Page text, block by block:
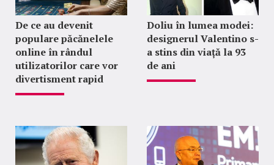
De ce au devenit
populare păcănelele
online în rândul
utilizatorilor care vor
divertisment rapid
Doliu în lumea modei:
designerul Valentino s-
a stins din viață la 93
de ani